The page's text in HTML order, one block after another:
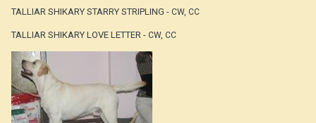
TALLIAR SHIKARY STARRY STRIPLING - CW, CC
TALLIAR SHIKARY LOVE LETTER - CW, CC